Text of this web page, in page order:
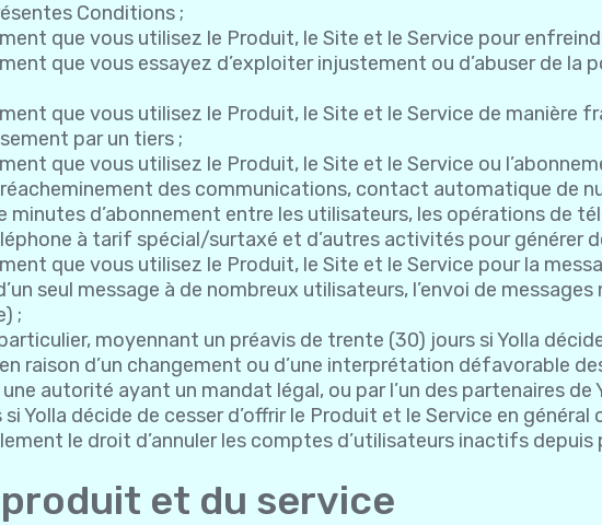
Conditions ;
que vous utilisez le Produit, le Site et le Service pour
que vous essayez d’exploiter injustement ou d’abuser de la
que vous utilisez le Produit, le Site et le Service de manière
par un tiers ;
que vous utilisez le Produit, le Site et le Service ou
réacheminement des communications, contact automatique de
minutes d’abonnement entre les utilisateurs, les opérations de
à tarif spécial/surtaxé et d’autres activités pour générer
que vous utilisez le Produit, le Site et le Service pour la
seul message à de nombreux utilisateurs, l’envoi de
;
moyennant un préavis de trente (30) jours si Yolla
raison d’un changement ou d’une interprétation défavorable
autorité ayant un mandat légal, ou par l’un des partenaires de
Yolla décide de cesser d’offrir le Produit et le Service en
le droit d’annuler les comptes d’utilisateurs inactifs depuis
et du service